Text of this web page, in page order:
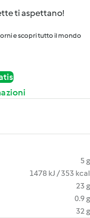
ti aspettano!
e scopri tutto il mondo
5 g
1478 kJ / 353 kcal
23 g
0.9 g
32 g